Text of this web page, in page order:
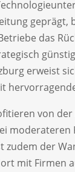
geprägt,
das
erweist
von der
moderateren
zudem der
mit Firmen